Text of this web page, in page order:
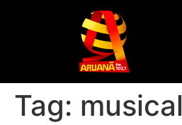
Tag: musical